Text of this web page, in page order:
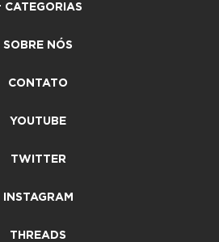
CATEGORIAS
SOBRE NÓS
CONTATO
YOUTUBE
TWITTER
INSTAGRAM
THREADS